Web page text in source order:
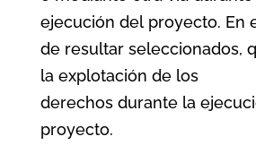
ejecución del proyecto. En
de resultar seleccionados,
la explotación de los
derechos durante la
proyecto.